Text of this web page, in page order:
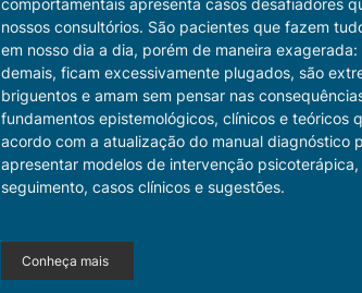
comportamentais apresenta casos desafiadores
nossos consultórios. São pacientes que fazem
em nosso dia a dia, porém de maneira
demais, ficam excessivamente plugados, são
briguentos e amam sem pensar nas
fundamentos epistemológicos, clínicos e teóricos
acordo com a atualização do manual diagnóstico
apresentar modelos de intervenção
seguimento, casos clínicos e sugestões.
Conheça mais